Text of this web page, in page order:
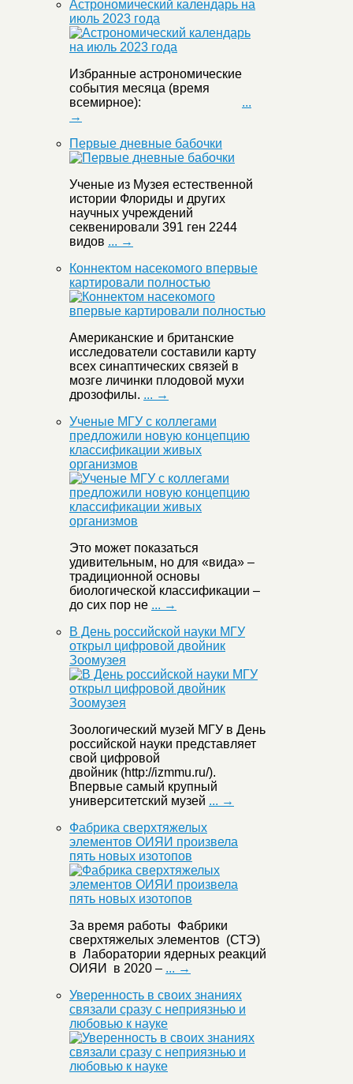
Астрономический календарь на
июль 2023 года
Избранные астрономические
события месяца (время
всемирное): ...
→
Первые дневные бабочки
Ученые из Музея естественной
истории Флориды и других
научных учреждений
секвенировали 391 ген 2244
видов ... →
Коннектом насекомого впервые
картировали полностью
Американские и британские
исследователи составили карту
всех синаптических связей в
мозге личинки плодовой мухи
дрозофилы. ... →
Ученые МГУ с коллегами
предложили новую концепцию
классификации живых
организмов
Это может показаться
удивительным, но для «вида» –
традиционной основы
биологической классификации –
до сих пор не ... →
В День российской науки МГУ
открыл цифровой двойник
Зоомузея
Зоологический музей МГУ в День
российской науки представляет
свой цифровой
двойник (http://izmmu.ru/).
Впервые самый крупный
университетский музей ... →
Фабрика сверхтяжелых
элементов ОИЯИ произвела
пять новых изотопов
За время работы Фабрики
сверхтяжелых элементов (СТЭ)
в Лаборатории ядерных реакций
ОИЯИ в 2020 – ... →
Уверенность в своих знаниях
связали сразу с неприязнью и
любовью к науке